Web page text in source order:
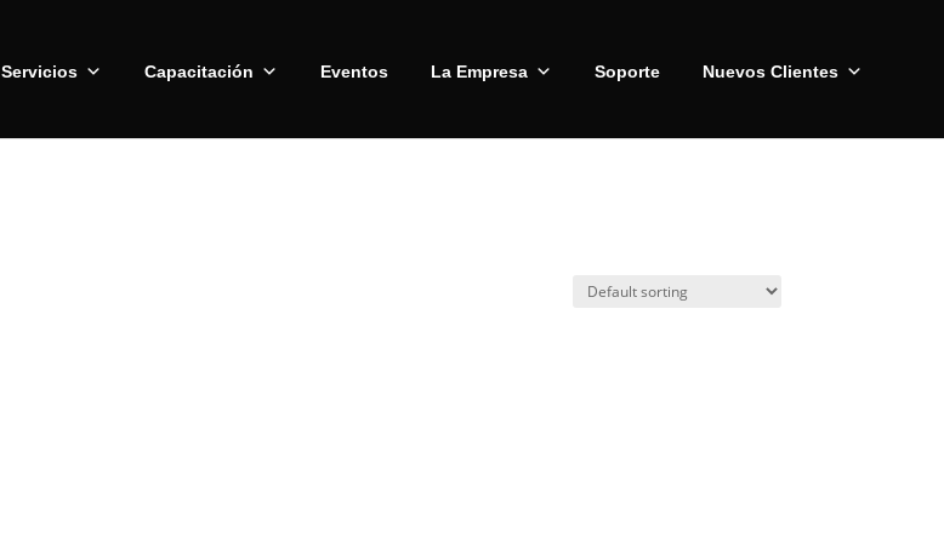
Servicios Capacitación Eventos La Empresa Soporte Nuevos Clientes